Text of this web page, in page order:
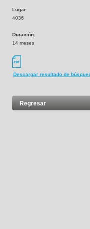
Lugar:
4036
Duración:
14 meses
Descargar resultado de
Regresar